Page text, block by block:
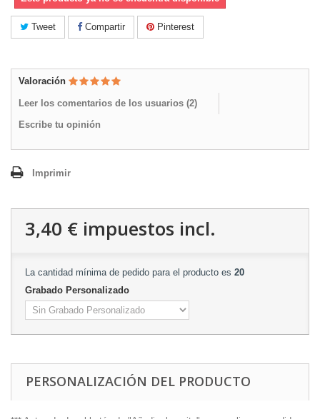
Tweet Compartir Pinterest
Valoración
Leer los comentarios de los usuarios (2)
Escribe tu opinión
Imprimir
3,40 € impuestos incl.
La cantidad mínima de pedido para el producto es 20
Grabado Personalizado
PERSONALIZACIÓN DEL PRODUCTO